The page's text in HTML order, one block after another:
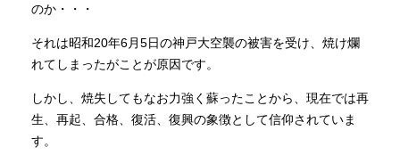
のか・・・
それは昭和20年6月5日の神戸大空襲の被害を受け、焼け爛
れてしまったがことが原因です。
しかし、焼失してもなお力強く蘇ったことから、現在では再
生、再起、合格、復活、復興の象徴として信仰されていま
す。